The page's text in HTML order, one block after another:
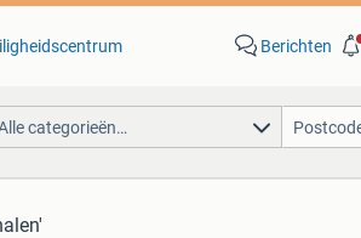
Berichten
categorieën…